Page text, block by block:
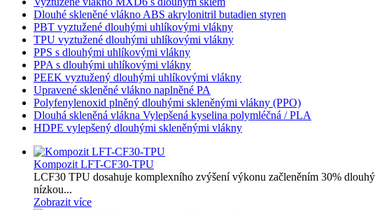
Dlouhé skleněné vlákno ABS akrylonitril butadien styren
PBT vyztužené dlouhými uhlíkovými vlákny
TPU vyztužené dlouhými uhlíkovými vlákny
PPS s dlouhými uhlíkovými vlákny
PPA s dlouhými uhlíkovými vlákny
PEEK vyztužený dlouhými uhlíkovými vlákny
Upravené skleněné vlákno naplněné PA
Polyfenylenoxid plněný dlouhými skleněnými vlákny (PPO)
Dlouhá skleněná vlákna Vylepšená kyselina polymléčná / PLA
HDPE vylepšený dlouhými skleněnými vlákny
Kompozit LFT-CF30-TPU
LCF30 TPU dosahuje komplexního zvýšení výkonu začleněním 30%
nízkou...
Zobrazit více